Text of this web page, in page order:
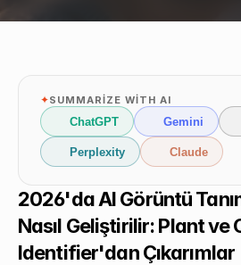
✦SUMMARIZE WITH AI
ChatGPT Gemini
Perplexity Claude
2026'da AI Görüntü
Nasıl Geliştirilir: Plant ve
Identifier'dan Çıkarımlar